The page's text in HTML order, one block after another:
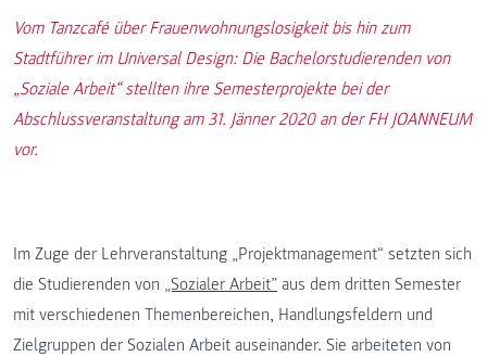
Vom Tanzcafé über Frauenwohnungslosigkeit bis hin zum
Stadtführer im Universal Design: Die Bachelorstudierenden von
„Soziale Arbeit“ stellten ihre Semesterprojekte bei der
Abschlussveranstaltung am 31. Jänner 2020 an der FH JOANNEUM
vor.
Im Zuge der Lehrveranstaltung „Projektmanagement“ setzten sich
die Studierenden von „Sozialer Arbeit” aus dem dritten Semester
mit verschiedenen Themenbereichen, Handlungsfeldern und
Zielgruppen der Sozialen Arbeit auseinander. Sie arbeiteten von